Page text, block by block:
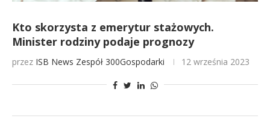
Kto skorzysta z emerytur stażowych.
Minister rodziny podaje prognozy
przez ISB News Zespół 300Gospodarki 12 września 2023